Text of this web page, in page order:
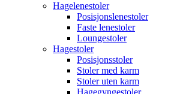
Hagelenestoler
Posisjonslenestoler
Faste lenestoler
Loungestoler
Hagestoler
Posisjonsstoler
Stoler med karm
Stoler uten karm